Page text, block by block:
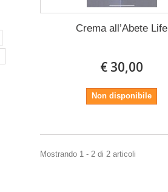
Crema all’Abete Life
€ 30,00
Non disponibile
Mostrando 1 - 2 di 2 articoli